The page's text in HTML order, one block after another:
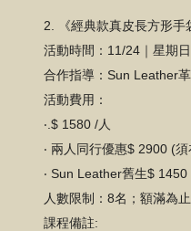
2.
《經典款真皮長方形手
活動時間：11/24｜星期
合作指導：Sun Leather
活動費用：
‧.$ 1580 /人
‧ 兩人同行優惠$ 2900 (
‧ Sun Leather舊生$
人數限制：8名；額滿為止
課程備註: